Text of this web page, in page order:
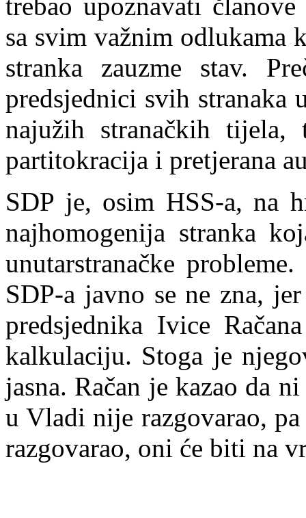
sa svim važnim odlukama
stranka zauzme stav.
predsjednici svih stranaka
najužih stranačkih tijela,
partitokracija i pretjerana
SDP je, osim HSS-a, na
najhomogenija stranka
unutarstranačke
SDP-a javno se ne zna,
predsjednika Ivice
kalkulaciju. Stoga je
jasna. Račan je kazao da
u Vladi nije razgovarao,
razgovarao, oni će biti na